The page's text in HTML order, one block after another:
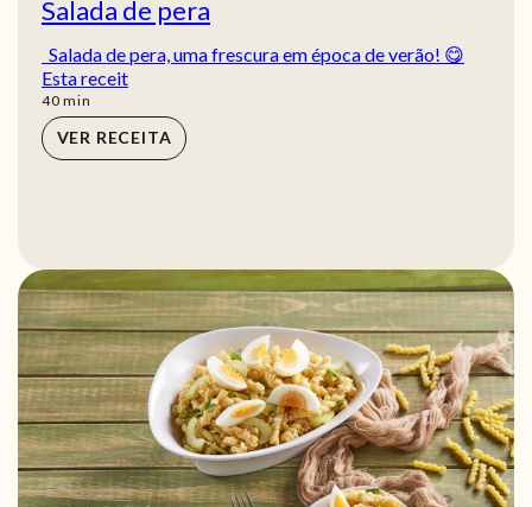
Salada de pera
Salada de pera, uma frescura em época de verão! 😋
Esta receit
40min
min
VER RECEITA